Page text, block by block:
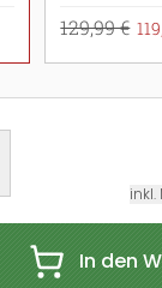
129,99 €
inkl.
In den